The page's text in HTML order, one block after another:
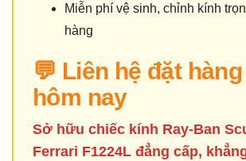
Miễn phí vệ sinh, chỉnh kính
hàng
💬 Liên hệ đặt
hôm nay
Sở hữu chiếc kính Ray-Ban
Ferrari F1224L đẳng cấp,